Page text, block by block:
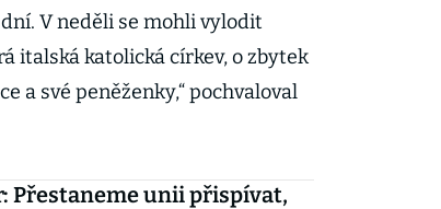
V neděli se mohli vylodit
italská katolická církev, o zbytek
a své peněženky,“ pochvaloval
Přestaneme unii přispívat,